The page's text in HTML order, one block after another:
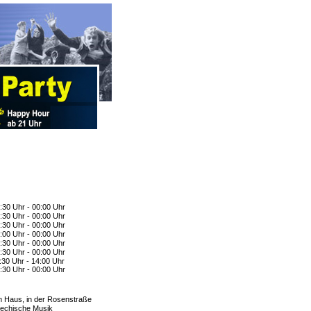
Uhr - 00:00 Uhr
Uhr - 00:00 Uhr
Uhr - 00:00 Uhr
Uhr - 00:00 Uhr
Uhr - 00:00 Uhr
Uhr - 00:00 Uhr
Uhr - 14:00 Uhr
Uhr - 00:00 Uhr
Haus, in der Rosenstraße
Musik